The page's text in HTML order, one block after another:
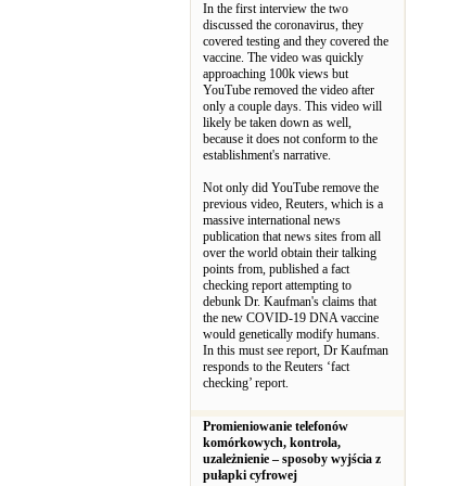
In the first interview the two
discussed the coronavirus, they
covered testing and they covered the
vaccine. The video was quickly
approaching 100k views but
YouTube removed the video after
only a couple days. This video will
likely be taken down as well,
because it does not conform to the
establishment's narrative.
Not only did YouTube remove the
previous video, Reuters, which is a
massive international news
publication that news sites from all
over the world obtain their talking
points from, published a fact
checking report attempting to
debunk Dr. Kaufman's claims that
the new COVID-19 DNA vaccine
would genetically modify humans.
In this must see report, Dr Kaufman
responds to the Reuters ‘fact
checking’ report.
Promieniowanie telefonów
komórkowych, kontrola,
uzależnienie – sposoby wyjścia z
pułapki cyfrowej